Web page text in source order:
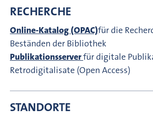
RECHERCHE
Online-Katalog (OPAC)für die
Beständen der Bibliothek
Publikationsserverfür digitale
Retrodigitalisate (Open Access)
STANDORTE